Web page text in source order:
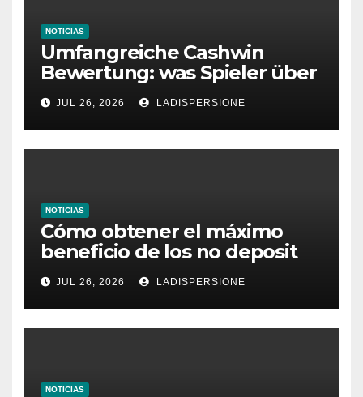
NOTICIAS
Umfangreiche Cashwin
Bewertung: was Spieler über
dieses Casino denken
JUL 26, 2026 LADISPERSIONE
NOTICIAS
Cómo obtener el máximo
beneficio de los no deposit
bonus codes de roby casino
JUL 26, 2026 LADISPERSIONE
NOTICIAS